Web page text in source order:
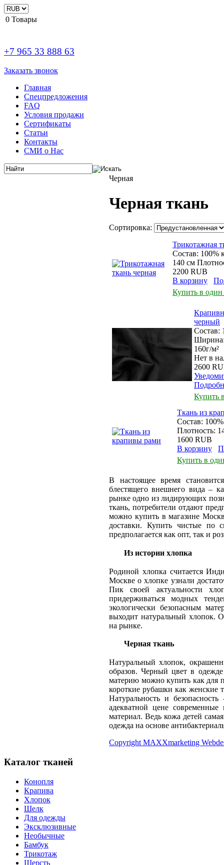
0 Товары
+7 965 33 888 63
Заказать звонок
Главная
Спецпредложения
FAQ
Условия продажи
Сертификаты
Статьи
Контакты
СМИ о Нас
Черная
Черная ткань
Сортировка:
Трикотажная
Состав: 100%
140 см
2200 RUB
В корзину
Купить в один
черный
Состав:
Ширина:
160г/м²
Нет в
2600
Купить
Ткань из
Состав:
Плотность:
1600 RUB
В корзину
Купить в
В настоящее время
блестящего внешнего вида –
рынке одно из лидирующих
ткань, потребители отдают
можно купить в магазине
доставки. Купить чистые по
предполагается как опт, так и
Из истории хлопка
Родиной хлопка считается
Москве о хлопке узнали
Пик своей актуальности
придерживаться модных
экологически безопасным
выходит натуральный хлопок.
на рынке.
Черная ткань
Натуральный хлопок,
образов. Черный цвет в
материю можно купить как для
короткие рубашки как женские
Натуральность и
адекватной цене
материал. Ведь кожа детей
одежда на основе
Copyright MAXXmarketing
Каталог тканей
Конопля
Крапива
Хлопок
Шелк
Для одежды
Эксклюзивные
Необычные
Бамбук
Трикотаж
Шерсть